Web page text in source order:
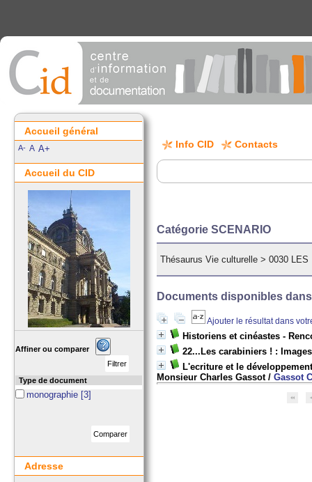
Info CID Contacts
Catégorie SCENARIO
Thésaurus Vie culturelle >0030 LES
Documents disponibles
Ajouter le résultat dans
Historiens et cinéastes -
22...Les carabiniers ! :
L'ecriture et le
Monsieur Charles Gassot/Gassot
Accueil général
A- A A+
Accueil du CID
Affiner ou comparer
Type de document
monographie [3]
Adresse